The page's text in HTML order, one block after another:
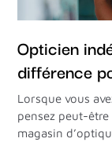
Opticien
différence
Lorsque vous
pensez peut-
magasin